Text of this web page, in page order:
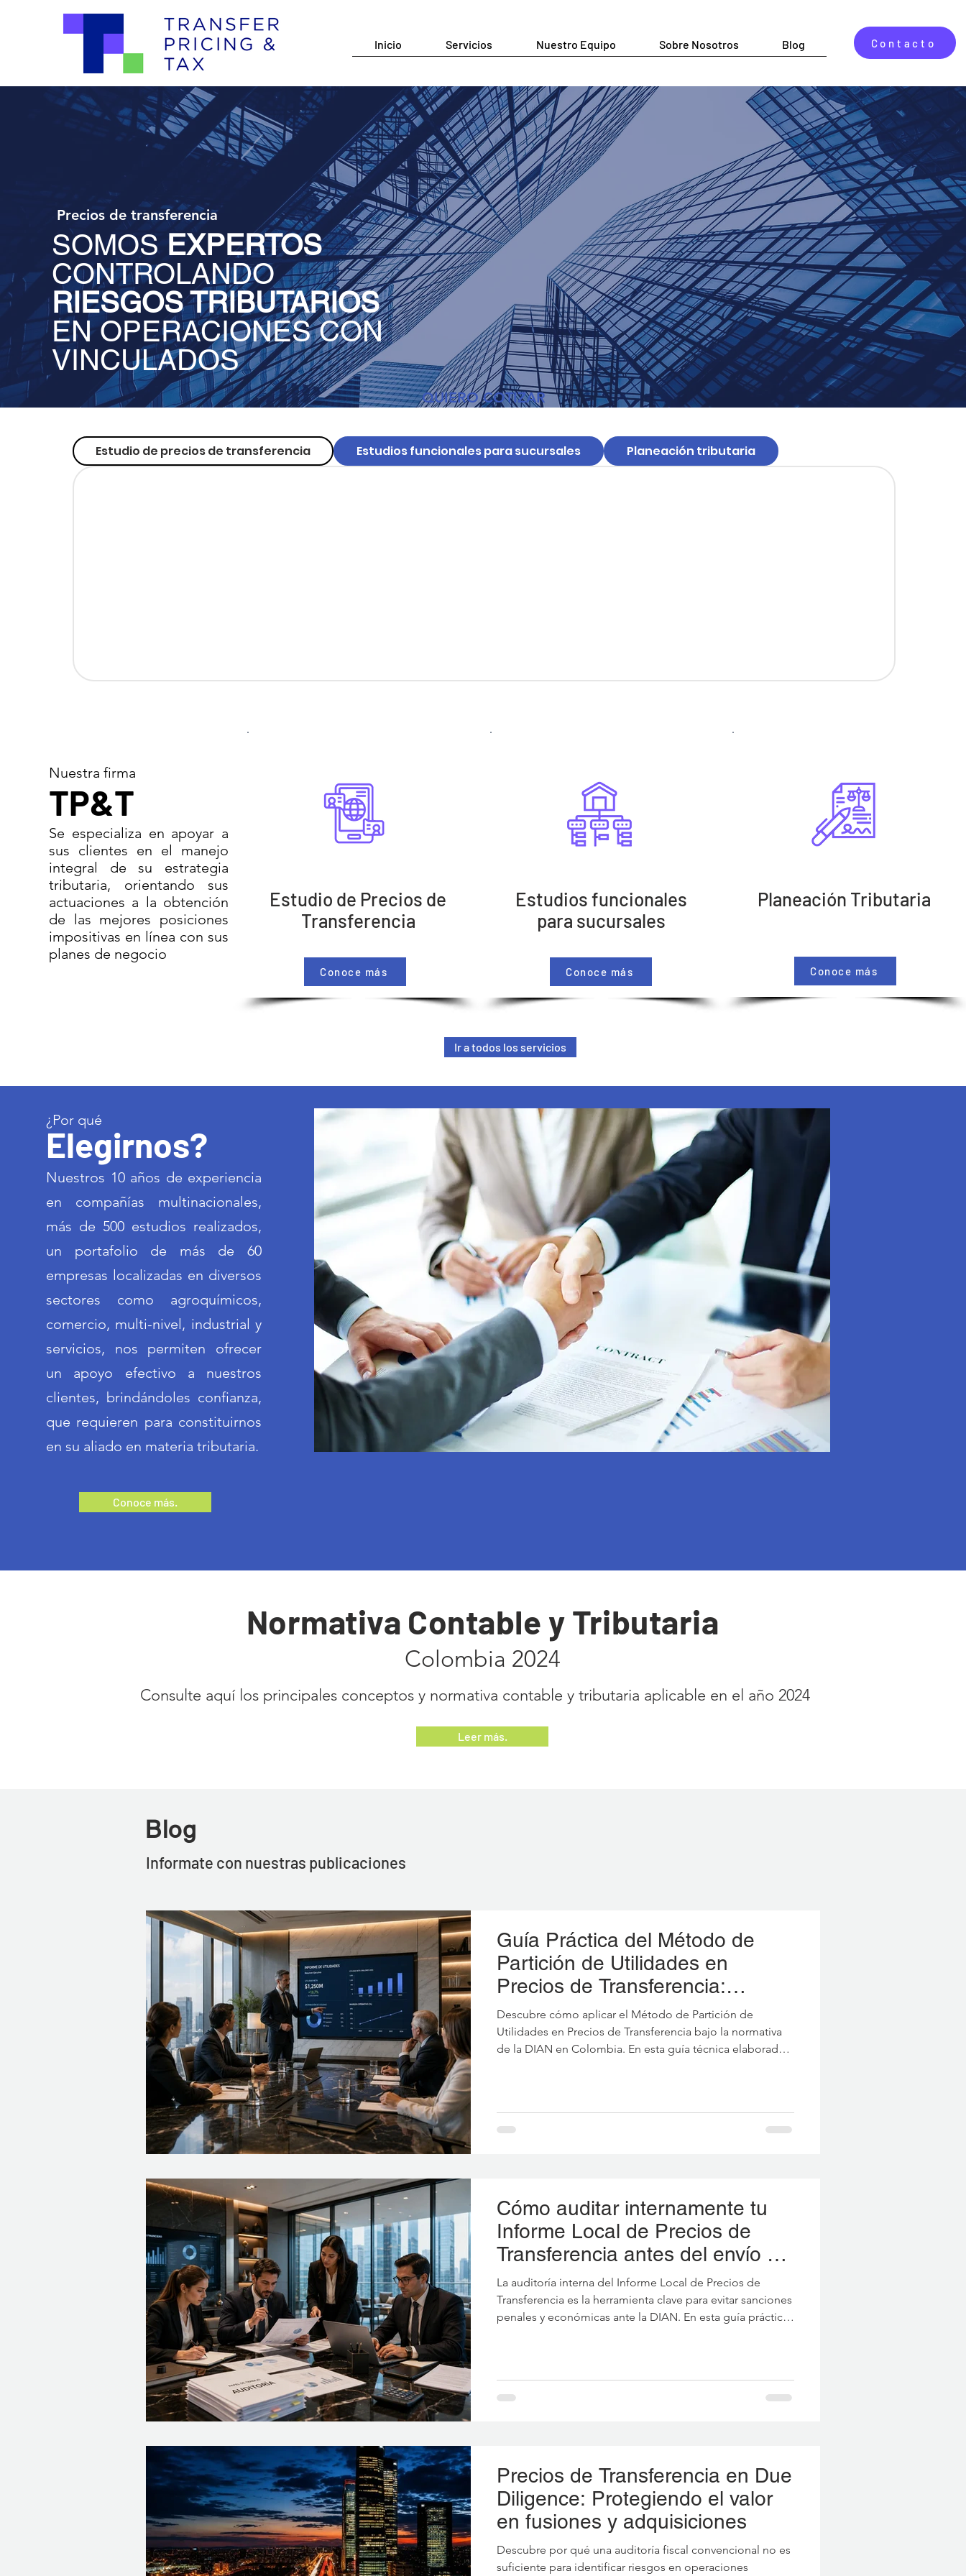
Inicio Servicios Nuestro Equipo Sobre Nosotros Blog Contacto
Precios de transferencia
SOMOS EXPERTOS
CONTROLANDO
RIESGOS TRIBUTARIOS
EN OPERACIONES CON
VINCULADOS
QUIERO COTIZAR
Estudio de precios de transferencia Estudios funcionales para sucursales Planeación tributaria
Nuestra firma
TP&T
Se especializa en apoyar a
sus clientes en el manejo
integral de su estrategia
tributaria, orientando sus
actuaciones a la obtención
de las mejores posiciones
impositivas en línea con sus
planes de negocio
Estudio de Precios de
Transferencia
Conoce más
Estudios funcionales
para sucursales
Conoce más
Planeación Tributaria
Conoce más
Ir a todos los servicios
¿Por qué
Elegirnos?
Nuestros 10 años de experiencia
en compañías multinacionales,
más de 500 estudios realizados,
un portafolio de más de 60
empresas localizadas en diversos
sectores como agroquímicos,
comercio, multi-nivel, industrial y
servicios, nos permiten ofrecer
un apoyo efectivo a nuestros
clientes, brindándoles confianza,
que requieren para constituirnos
en su aliado en materia tributaria.
Conoce más.
Normativa Contable y Tributaria
Colombia 2024
Consulte aquí los principales conceptos y normativa contable y tributaria aplicable en el año 2024
Leer más.
Blog
Informate con nuestras publicaciones
Guía Práctica del Método de
Partición de Utilidades en
Precios de Transferencia:
Enfoque DIAN para Empresas
en Colombia
Descubre cómo aplicar el Método de Partición de
Utilidades en Precios de Transferencia bajo la normativa
de la DIAN en Colombia. En esta guía técnica elaborada
total seguridad jurídica.
Cómo auditar internamente tu
Informe Local de Precios de
Transferencia antes del envío a
la DIAN
La auditoría interna del Informe Local de Precios de
Transferencia es la herramienta clave para evitar sanciones
penales y económicas ante la DIAN. En esta guía práctica
trabajo de Excel antes del vencimiento oficial.
Precios de Transferencia en Due
Diligence: Protegiendo el valor
en fusiones y adquisiciones
Descubre por qué una auditoría fiscal convencional no es
suficiente para identificar riesgos en operaciones